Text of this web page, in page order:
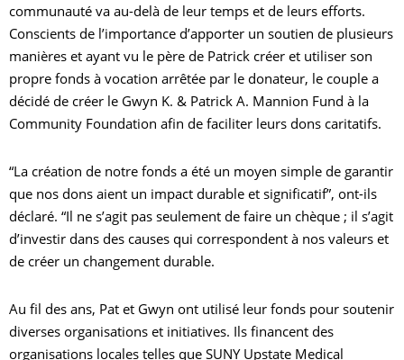
communauté va au-delà de leur temps et de leurs efforts.
Conscients de l’importance d’apporter un soutien de plusieurs
manières et ayant vu le père de Patrick créer et utiliser son
propre fonds à vocation arrêtée par le donateur, le couple a
décidé de créer le Gwyn K. & Patrick A. Mannion Fund à la
Community Foundation afin de faciliter leurs dons caritatifs.
“La création de notre fonds a été un moyen simple de garantir
que nos dons aient un impact durable et significatif”, ont-ils
déclaré. “Il ne s’agit pas seulement de faire un chèque ; il s’agit
d’investir dans des causes qui correspondent à nos valeurs et
de créer un changement durable.
Au fil des ans, Pat et Gwyn ont utilisé leur fonds pour soutenir
diverses organisations et initiatives. Ils financent des
organisations locales telles que SUNY Upstate Medical